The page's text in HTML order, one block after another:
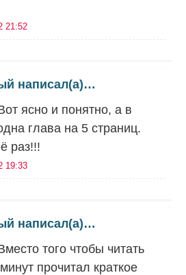
21:52
написал(а)…
ясно и понятно, а в
глава на 5 страниц.
раз!!!
19:33
написал(а)…
того чтобы читать
прочитал краткое